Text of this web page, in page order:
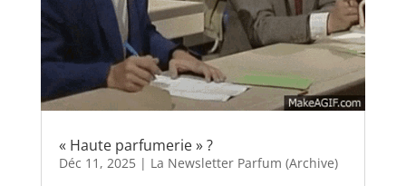
« Haute parfumerie » ?
Déc 11, 2025| La Newsletter Parfum (Archive)